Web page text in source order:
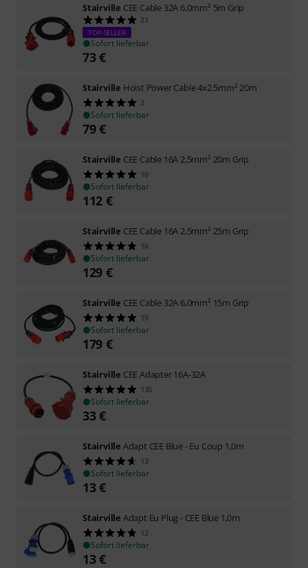
Stairville CEE Cable 32A 6,0mm² 5m Grip
21
TOP-SELLER
Sofort lieferbar
73€
Stairville Hoist Power Cable 4x2.5mm² 20m
2
Sofort lieferbar
79€
Stairville CEE Cable 16A 2,5mm² 20m Grip
10
Sofort lieferbar
112 €
Stairville CEE Cable 16A 2,5mm² 25m Grip
16
Sofort lieferbar
129 €
Stairville CEE Cable 32A 6,0mm² 15m Grip
15
Sofort lieferbar
179 €
Stairville CEE Adapter 16A-32A
135
Sofort lieferbar
33€
Stairville Adapt CEE Blue - Eu Coup 1,0m
13
Sofort lieferbar
13€
Stairville Adapt Eu Plug - CEE Blue 1,0m
12
Sofort lieferbar
13€